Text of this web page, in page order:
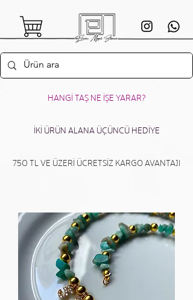
HANGİ TAŞ NE İŞE YARAR?
İKİ ÜRÜN ALANA ÜÇÜNCÜ HEDİYE
750 TL VE ÜZERİ ÜCRETSİZ KARGO AVANTAJI